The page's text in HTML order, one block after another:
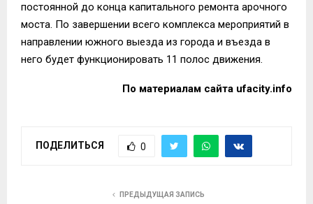
постоянной до конца капитального ремонта арочного
моста. По завершении всего комплекса мероприятий в
направлении южного выезда из города и въезда в
него будет функционировать 11 полос движения.
По материалам сайта ufacity.info
ПОДЕЛИТЬСЯ 0
ПРЕДЫДУЩАЯ ЗАПИСЬ